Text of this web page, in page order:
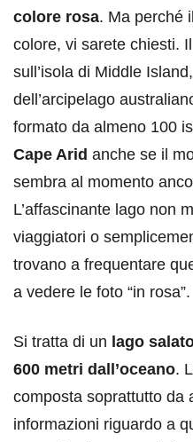
colore rosa. Ma perché
colore, vi sarete chiesti.
sull’isola di Middle
dell’arcipelago
formato da almeno 100
Cape Arid anche se il
sembra al momento
L’affascinante lago non
viaggiatori o
trovano a frequentare
a vedere le foto “in rosa”.
Si tratta di un lago
600 metri dall’oceano.
composta soprattutto da
informazioni riguardo a